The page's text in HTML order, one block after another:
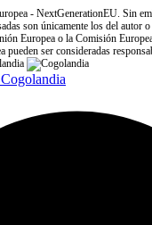
- NextGenerationEU. Sin
son únicamente los del autor
Europea o la Comisión
pueden ser consideradas